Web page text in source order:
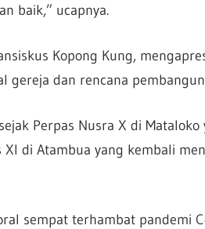
baik,” ucapnya.
Kopong Kung,
gereja dan rencana
Perpas Nusra X di
di Atambua yang kembali
sempat terhambat pandemi